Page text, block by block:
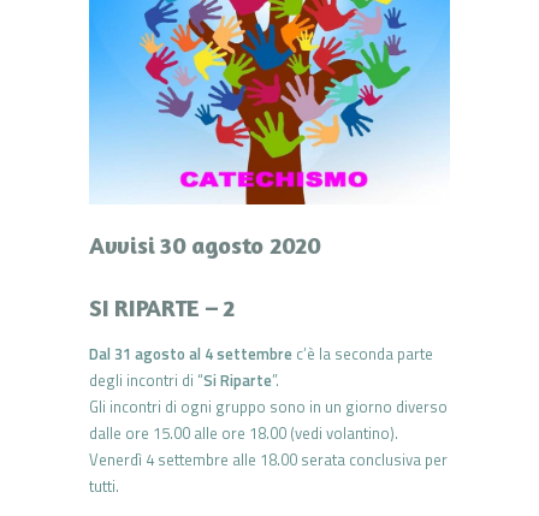
Avvisi 30 agosto 2020
SI RIPARTE – 2
Dal 31 agosto al 4 settembre c’è la seconda parte
degli incontri di “Si Riparte”.
Gli incontri di ogni gruppo sono in un giorno diverso
dalle ore 15.00 alle ore 18.00 (vedi volantino).
Venerdì 4 settembre alle 18.00 serata conclusiva per
tutti.